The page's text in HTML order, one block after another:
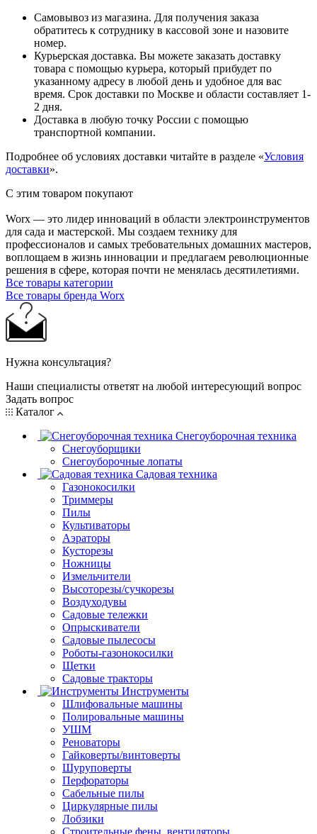
Самовывоз из магазина. Для получения заказа
обратитесь к сотруднику в кассовой зоне и назовите
номер.
Курьерская доставка. Вы можете заказать доставку
товара с помощью курьера, который прибудет по
указанному адресу в любой день и удобное для вас
время. Срок доставки по Москве и области составляет 1-
2 дня.
Доставка в любую точку России с помощью
транспортной компании.
Подробнее об условиях доставки читайте в разделе «Условия
доставки».
С этим товаром покупают
Worx — это лидер инноваций в области электроинструментов
для сада и мастерcкой. Мы создаем технику для
профессионалов и самых требовательных домашних мастеров,
воплощаем в жизнь инновации и предлагаем революционные
решения в сфере, которая почти не менялась десятилетиями.
Все товары категории
Все товары бренда Worx
Нужна консультация?
Наши специалисты ответят на любой интересующий вопрос
Задать вопрос
Каталог
Снегоуборочная техника
Снегоуборщики
Снегоуборочные лопаты
Садовая техника
Газонокосилки
Триммеры
Пилы
Культиваторы
Аэраторы
Кусторезы
Ножницы
Измельчители
Высоторезы/сучкорезы
Воздуходувы
Садовые тележки
Опрыскиватели
Садовые пылесосы
Роботы-газонокосилки
Щетки
Садовые тракторы
Инструменты
Шлифовальные машины
Полировальные машины
УШМ
Реноваторы
Гайковерты/винтоверты
Шуруповерты
Перфораторы
Сабельные пилы
Циркулярные пилы
Лобзики
Строительные фены, вентиляторы